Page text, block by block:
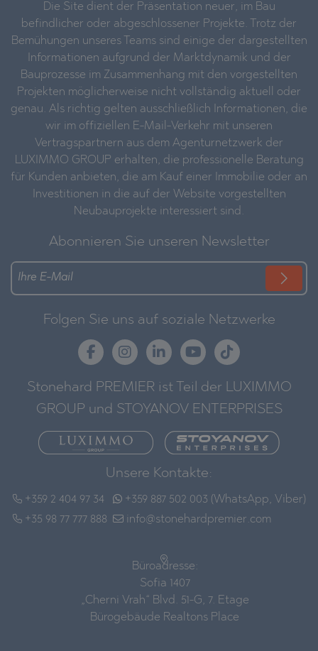
Die Site dient der Präsentation neuer, im Bau
befindlicher oder abgeschlossener Projekte. Trotz der
Bemühungen unseres Teams sind einige der dargestellten
Informationen aufgrund der Marktdynamik und der
Bauprozesse im Zusammenhang mit den vorgestellten
Projekten möglicherweise nicht vollständig aktuell oder
genau. Als richtig gelten ausschließlich Informationen, die
wir im offiziellen E-Mail-Verkehr mit unseren
Vertragspartnern aus dem Agenturnetzwerk der
LUXIMMO GROUP erhalten, die professionelle Beratung
für Kunden anbieten, die am Kauf einer Immobilie oder an
Investitionen in die auf der Website vorgestellten
Neubauprojekte interessiert sind.
Abonnieren Sie unseren Newsletter
Folgen Sie uns auf soziale Netzwerke
Stonehard PREMIER ist Teil der LUXIMMO
GROUP und STOYANOV ENTERPRISES
Unsere Kontakte:
+359 2 404 97 34
+35 98 77 777 888
+359 887 502 003 (WhatsApp, Viber)
info@stonehardpremier.com
Büroadresse:
Sofia 1407
„Cherni Vrah“ Blvd. 51-G, 7. Etage
Bürogebäude Realtons Place